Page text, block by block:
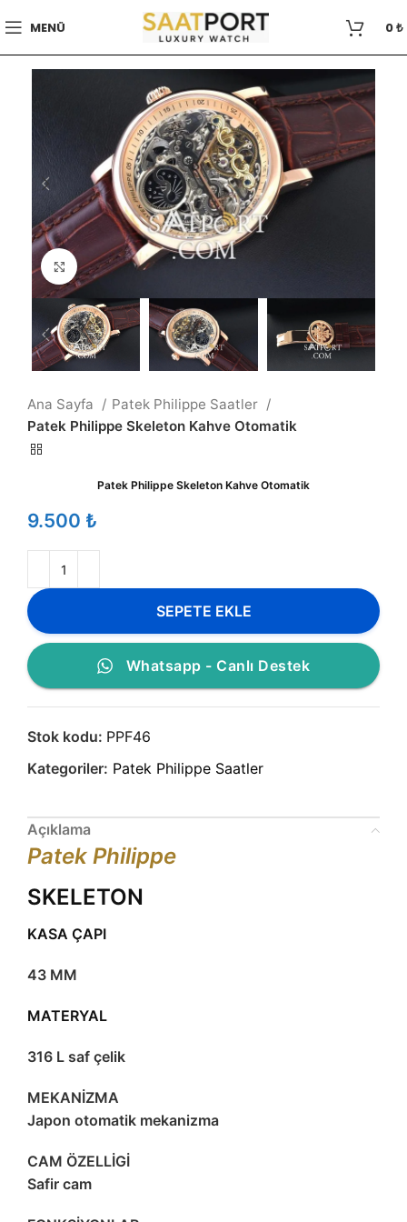
MENÜ 0₺
Büyütmek için tıklayın
Ana Sayfa
Patek Philippe Saatler
Patek Philippe Skeleton Kahve Otomatik
Patek Philippe Skeleton Kahve Otomatik
₺
SEPETE EKLE
Whatsapp - Canlı Destek
Stok kodu: PPF46
Kategoriler: Patek Philippe Saatler
Açıklama
Patek Philippe
SKELETON
KASA ÇAPI
43 MM
MATERYAL
316 L saf çelik
MEKANİZMA
Japon otomatik mekanizma
CAM ÖZELLİGİ
Safir cam